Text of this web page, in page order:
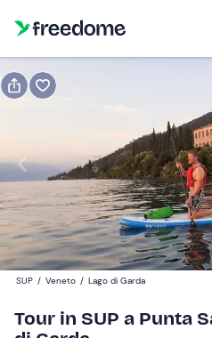
Navigate
forward
to
interact
with
the
and
select
15:00
Partecipanti
40 €
SUP / Veneto / Lago di Garda
Tour in SUP a Punta